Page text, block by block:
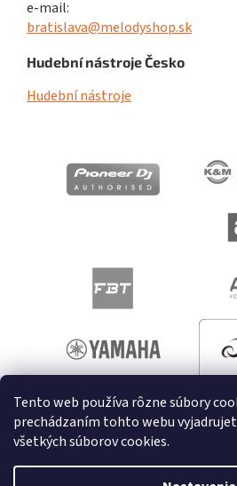
Tento web používa rôzne súbory
prechádzaním tohto webu
všetkých súborov cookies.
e-mail:
bratislava@melodyshop.sk
Hudební nástroje Česko
Hudební nástroje
Vytvoril